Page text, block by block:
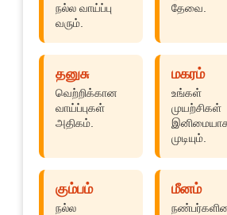
நல்ல வாய்ப்பு
வரும்.
தேவை.
தனுசு
வெற்றிக்கான
வாய்ப்புகள்
அதிகம்.
மகரம்
உங்கள்
முயற்சிகள்
முடியும்.
கும்பம்
நல்ல
மீனம்